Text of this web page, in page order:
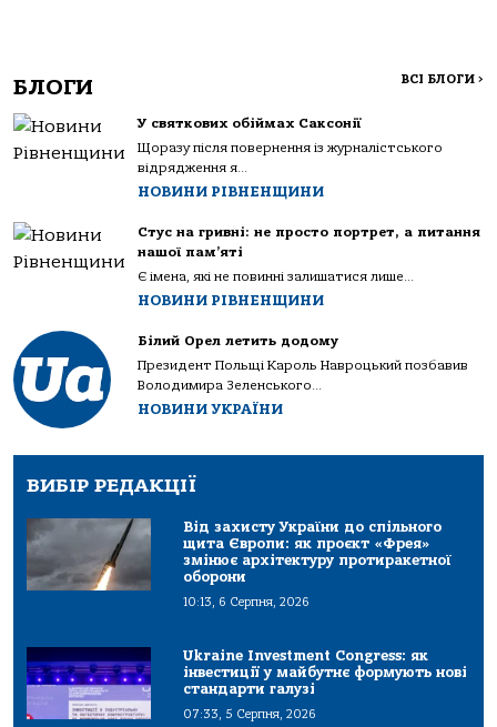
БЛОГИ ВСІ БЛОГИ >
У святкових обіймах Саксонії
Щоразу після повернення із журналістського
відрядження я...
НОВИНИ РІВНЕНЩИНИ
Стус на гривні: не просто портрет, а питання
нашої пам’яті
Є імена, які не повинні залишатися лише...
НОВИНИ РІВНЕНЩИНИ
Білий Орел летить додому
Президент Польщі Кароль Навроцький позбавив
Володимира Зеленського...
НОВИНИ УКРАЇНИ
ВИБІР РЕДАКЦІЇ
Від захисту України до спільного
щита Європи: як проєкт «Фрея»
змінює архітектуру протиракетної
оборони
10:13, 6 Серпня, 2026
Ukraine Investment Congress: як
інвестиції у майбутнє формують нові
стандарти галузі
07:33, 5 Серпня, 2026